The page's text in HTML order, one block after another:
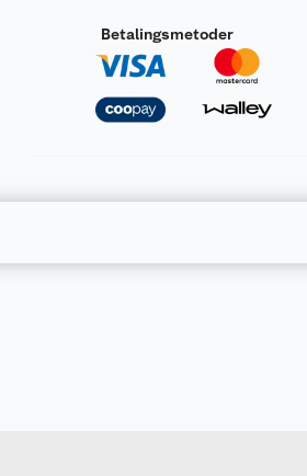
Betalingsmetoder